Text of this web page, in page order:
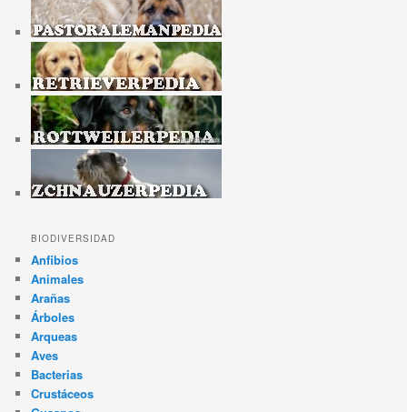
BIODIVERSIDAD
Anfibios
Animales
Arañas
Árboles
Arqueas
Aves
Bacterias
Crustáceos